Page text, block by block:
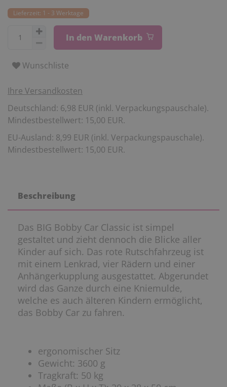
Lieferzeit: 1 - 3 Werktage
In den Warenkorb
Wunschliste
Ihre Versandkosten
Deutschland: 6,98 EUR (inkl. Verpackungspauschale).
Mindestbestellwert: 15,00 EUR.
EU-Ausland: 8,99 EUR (inkl. Verpackungspauschale).
Mindestbestellwert: 15,00 EUR.
Beschreibung
Das BIG Bobby Car Classic ist simpel
gestaltet und zieht dennoch die Blicke aller
Kinder auf sich. Das rote Rutschfahrzeug ist
mit einem Lenkrad, vier Rädern und einer
Anhängerkupplung ausgestattet. Abgerundet
wird das Ganze durch eine Kniemulde,
welche es auch älteren Kindern ermöglicht,
das Bobby Car zu fahren.
ergonomischer Sitz
Gewicht: 3600 g
Tragkraft: 50 kg